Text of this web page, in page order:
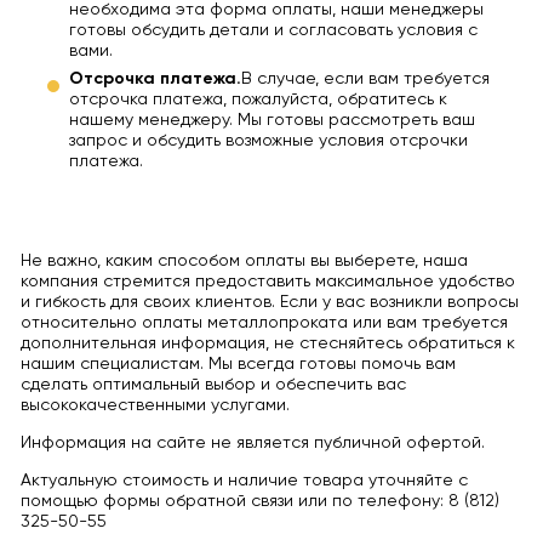
необходима эта форма оплаты, наши менеджеры
готовы обсудить детали и согласовать условия с
вами.
Отсрочка платежа. В случае, если вам требуется
отсрочка платежа, пожалуйста, обратитесь к
нашему менеджеру. Мы готовы рассмотреть ваш
запрос и обсудить возможные условия отсрочки
платежа.
Не важно, каким способом оплаты вы выберете, наша
компания стремится предоставить максимальное удобство
и гибкость для своих клиентов. Если у вас возникли вопросы
относительно оплаты металлопроката или вам требуется
дополнительная информация, не стесняйтесь обратиться к
нашим специалистам. Мы всегда готовы помочь вам
сделать оптимальный выбор и обеспечить вас
высококачественными услугами.
Информация на сайте не является публичной офертой.
Актуальную стоимость и наличие товара уточняйте с
помощью формы обратной связи или по телефону: 8 (812)
325-50-55